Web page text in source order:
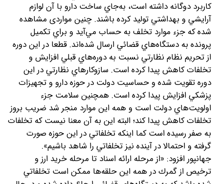
كاربرد دوگانه داشته است، به‌جاي ساخت دارو با آن لوازم
آرايشي و بهداشتي توليد كرده باشند. چنين مواردی مشاهده
شده كه جزء موارد تخلف به حساب مي‌آيد و براي تكميل
پرونده به دستگاه‌هاي قضائي ارسال شده‌اند. قطعا در اين دوره
از تحريم نظام نظارتي نسبت به دوره‌هاي قبلي افزايش و
تخلفات كاهش پيدا كرده است. سازوكارهاي نظارتي در اين
دوره تقويت شده و حساسيت دولت در حوزه دارو و تجهيزات
پزشكي افزايش پيدا كرده است. همچنين سلامت جزء
اولويت‌هاي دولت است و همه اين‌ موارد منجر شد ضريب بروز
تخلفات كاهش پيدا كند؛ البته اين به آن معنا نيست كه تخلفات
به صفر رسيده است كما اينكه تخلفاتي در اين حوزه صورت
گرفته و احتمالا در آينده نيز تخلفاتي را شاهد باشیم».
جهانپور افزود: «از مرحله ارائه اسناد تا مرحله خريد ارز و
ترخيص از گمرك در همه اين حلقه‌ها ممكن است تخلفاتي